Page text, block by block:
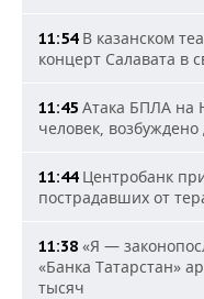
11:54В казанском
концерт Салавата в
11:45 Атака БПЛА на
человек,
11:44Центробанк
пострадавших от
11:38 «Я —
«Банка Татарстан»
тысяч